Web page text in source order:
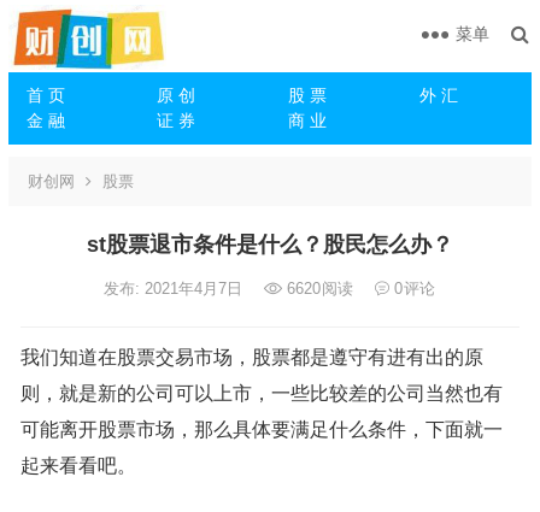
首 页 原 创 股 票
外 汇
金 融
证 券 商 业
菜单
财创网 股票
st股票退市条件是什么？股民怎么办？
发布: 2021年4月7日 6620阅读 0评论
我们知道在股票交易市场，股票都是遵守有进有出的原
则，就是新的公司可以上市，一些比较差的公司当然也有
可能离开股票市场，那么具体要满足什么条件，下面就一
起来看看吧。